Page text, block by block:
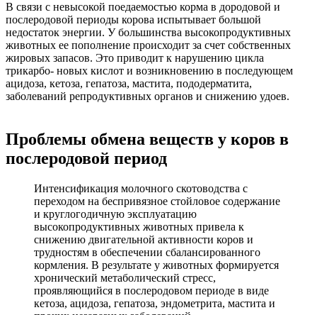
В связи с невысокой поедаемостью корма в дородовой и
послеродовой периоды корова испытывает большой
недостаток энергии. У большинства высокопродуктивных
животных ее пополнение происходит за счет собственных
жировых запасов. Это приводит к нарушению цикла
трикарбо- новых кислот и возникновению в последующем
ацидоза, кетоза, гепатоза, мастита, пододерматита,
заболеваний репродуктивных органов и снижению удоев.
Проблемы обмена веществ у коров в
послеродовой период
Интенсификация молочного скотоводства с
переходом на беспривязное стойловое содержание
и круглогодичную эксплуатацию
высокопродуктивных животных привела к
снижению двигательной активности коров и
трудностям в обеспечении сбалансированного
кормления. В результате у животных формируется
хронический метаболический стресс,
проявляющийся в послеродовом периоде в виде
кетоза, ацидоза, гепатоза, эндометрита, мастита и